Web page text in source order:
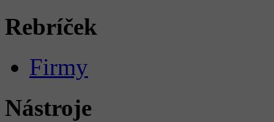
Rebríček
Firmy
Nástroje